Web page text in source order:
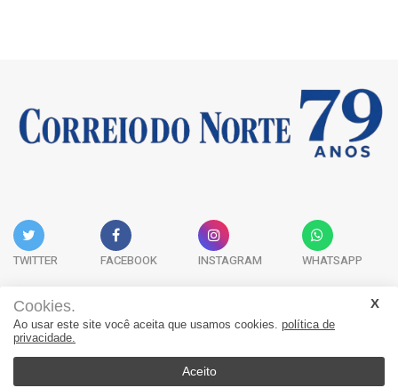
TWITTER FACEBOOK INSTAGRAM WHATSAPP
Acervo Digital Fale Conosco Quem Somos
Cookies.
Ao usar este site você aceita que usamos cookies. política de
privacidade.
Aceito